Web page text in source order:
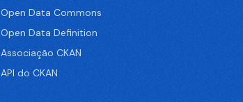
Open Data Commons
Open Data Definition
Associação CKAN
API do CKAN